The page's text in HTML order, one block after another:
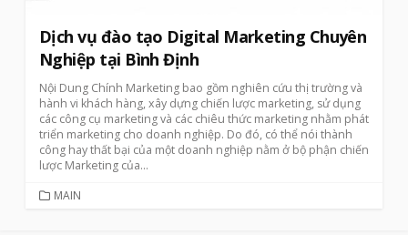
Dịch vụ đào tạo Digital Marketing Chuyên
Nghiệp tại Bình Định
Nội Dung Chính Marketing bao gồm nghiên cứu thị trường và
hành vi khách hàng, xây dựng chiến lược marketing, sử dụng
các công cụ marketing và các chiêu thức marketing nhằm phát
triển marketing cho doanh nghiệp. Do đó, có thể nói thành
công hay thất bại của một doanh nghiệp nằm ở bộ phận chiến
lược Marketing của...
CATEGORIES
MAIN